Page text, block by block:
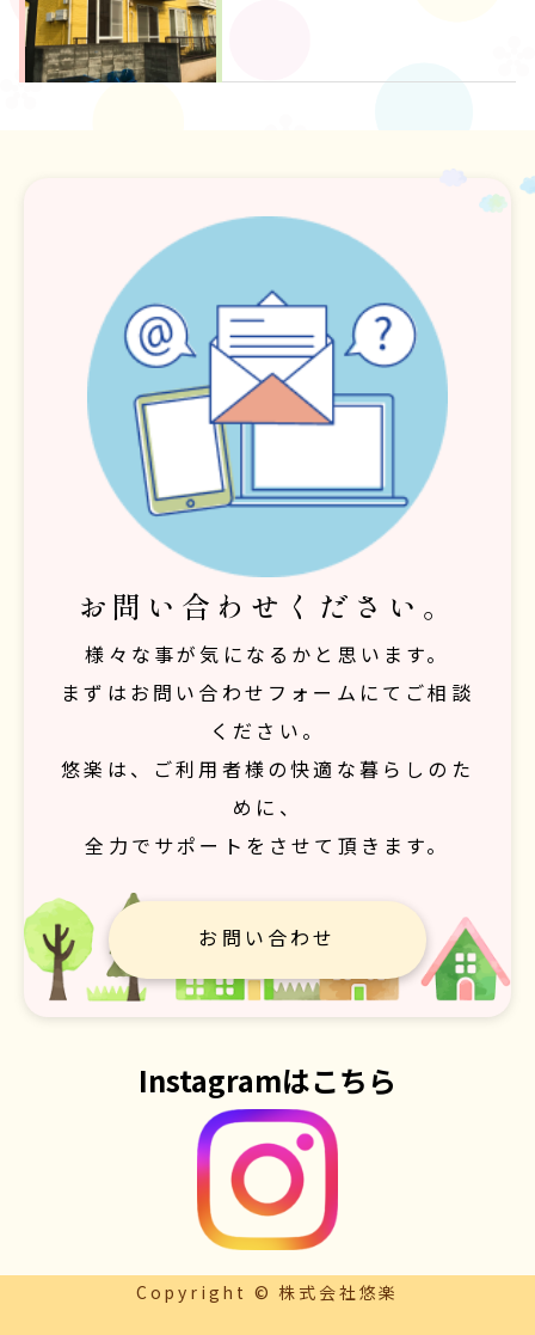
お問い合わせください。
様々な事が気になるかと思います。
まずはお問い合わせフォームにてご相談
ください。
悠楽は、ご利用者様の快適な暮らしのた
めに、
全力でサポートをさせて頂きます。
お問い合わせ
Instagramはこちら
Copyright © 株式会社悠楽